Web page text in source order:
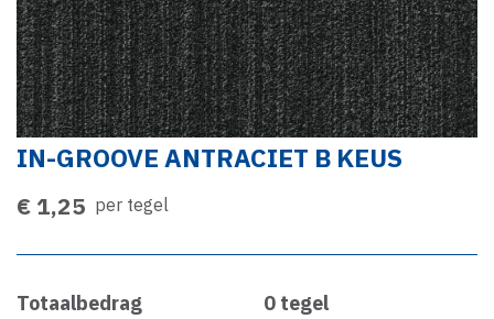
IN-GROOVE ANTRACIET B KEUS
€ 1,25 per tegel
Totaalbedrag
0 tegel